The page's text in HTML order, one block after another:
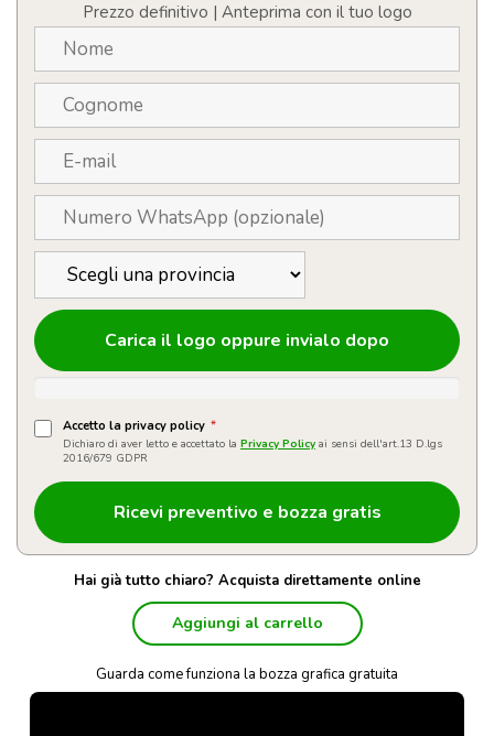
quantitàPrezzo definitivo | Anteprima con il tuo logo
Carica il logo oppure invialo dopo
Accetto la privacy policy *
Dichiaro di aver letto e accettato la Privacy Policy ai sensi dell'art.13 D.lgs
2016/679 GDPR
Hai già tutto chiaro? Acquista direttamente online
Aggiungi al carrello
Guarda come funziona la bozza grafica gratuita